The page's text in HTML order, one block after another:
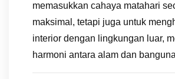
memasukkan cahaya matahari
maksimal, tetapi juga untuk
interior dengan lingkungan luar,
harmoni antara alam dan